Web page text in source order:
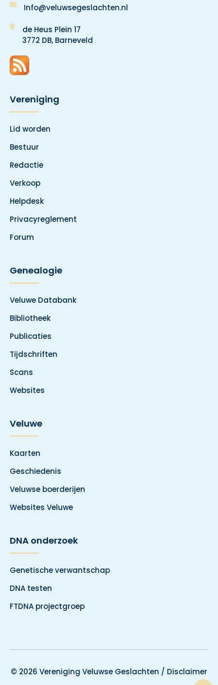
Info@veluwsegeslachten.nl
de Heus Plein 17
3772 DB, Barneveld
Vereniging
Lid worden
Bestuur
Redactie
Verkoop
Helpdesk
Privacyreglement
Forum
Genealogie
Veluwe Databank
Bibliotheek
Publicaties
Tijdschriften
Scans
Websites
Veluwe
Kaarten
Geschiedenis
Veluwse boerderijen
Websites Veluwe
DNA onderzoek
Genetische verwantschap
DNA testen
FTDNA projectgroep
© 2026 Vereniging Veluwse Geslachten / Disclaimer